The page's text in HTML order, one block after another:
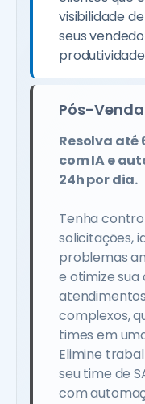
visibilidade
seus
Pós-
Resolva até
com IA e
24h por dia.
Tenha
solicitações,
problemas
e otimize sua
complexos,
times em
Elimine
seu time de
com